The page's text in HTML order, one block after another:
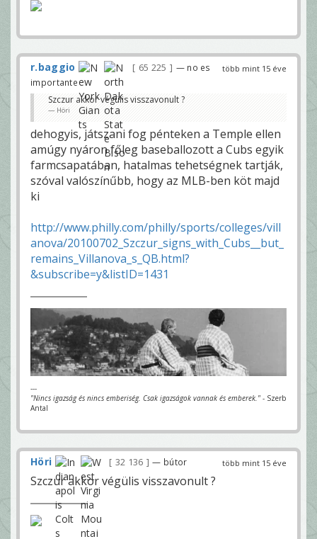
több mint 15 éve
r.baggio 65 225
— no es
importante
Szczur akkor végülis visszavonult ?
Höri
dehogyis, játszani fog pénteken a Temple ellen
amúgy nyáron főleg baseballozott a Cubs egyik
farmcsapatában, hatalmas tehetségnek tartják,
szóval valószínűbb, hogy az MLB-ben köt majd
ki
http://www.philly.com/philly/sports/colleges/vill
anova/20100702_Szczur_signs_with_Cubs__but_
remains_Villanova_s_QB.html?
&subscribe=y&listID=1431
---
"Nincs igazság és nincs emberiség. Csak igazságok vannak és emberek." - Szerb
Antal
több mint 15 éve
Höri 32 136 — bútor
Szczur akkor végülis visszavonult ?